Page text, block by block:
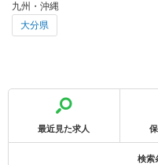
九州・沖縄
大分県
最近見た求人
検索